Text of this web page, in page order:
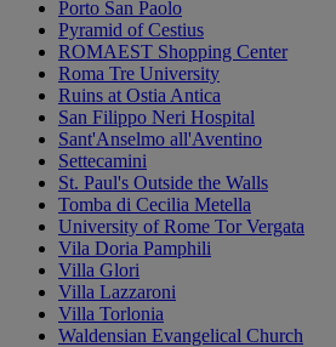
Porto San Paolo
Pyramid of Cestius
ROMAEST Shopping Center
Roma Tre University
Ruins at Ostia Antica
San Filippo Neri Hospital
Sant'Anselmo all'Aventino
Settecamini
St. Paul's Outside the Walls
Tomba di Cecilia Metella
University of Rome Tor Vergata
Vila Doria Pamphili
Villa Glori
Villa Lazzaroni
Villa Torlonia
Waldensian Evangelical Church